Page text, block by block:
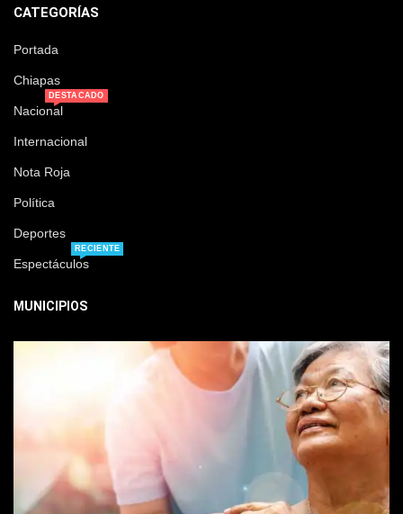
CATEGORÍAS
Portada
Chiapas
Nacional
DESTACADO
Internacional
Nota Roja
Política
Deportes
Espectáculos
RECIENTE
MUNICIPIOS